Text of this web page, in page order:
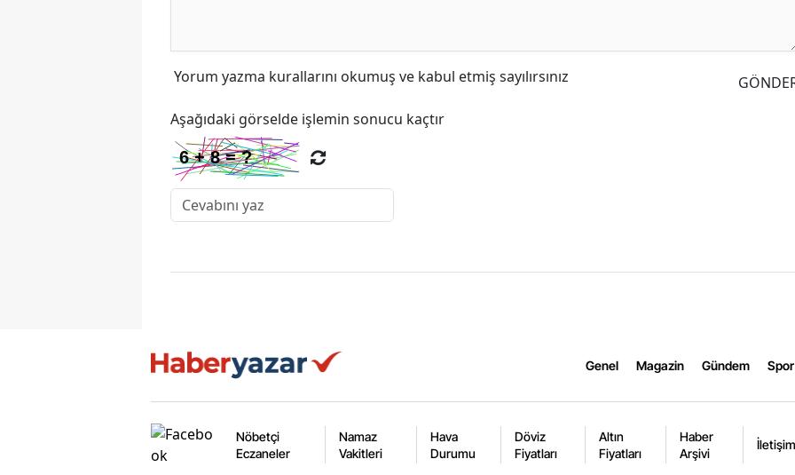
Yorum yazma kurallarını okumuş ve kabul etmiş sayılırsınız
Aşağıdaki görselde işlemin sonucu kaçtır
Genel Magazin Gündem Spor
Nöbetçi
Eczaneler
Namaz
Vakitleri
Hava
Durumu
Döviz
Fiyatları
Altın
Fiyatları
Haber
Arşivi
İletişim